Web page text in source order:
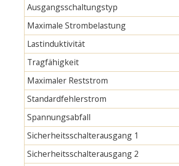
Ausgangsschaltungstyp
Maximale Strombelastung
Lastinduktivität
Tragfähigkeit
Maximaler Reststrom
Standardfehlerstrom
Spannungsabfall
Sicherheitsschalterausgang 1
Sicherheitsschalterausgang 2